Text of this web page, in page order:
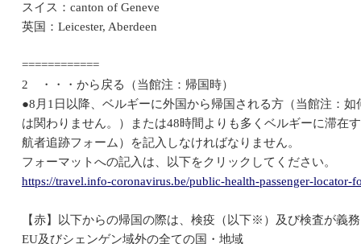
スイス：canton of Geneve
英国：Leicester, Aberdeen
============
2 ・・・から戻る（当館注：帰国時）
●8月1日以降、ベルギーに外国から帰国される方（当館注：
は関わりません。）または48時間よりも多くベルギーに滞在
航者追跡フォーム）を記入しなければなりません。
フォーマットへの記入は、以下をクリックしてください。
https://travel.info-coronavirus.be/public-health-passenger-locator-
【赤】以下からの帰国の際は、検疫（以下※）及び検査が義務
EU及びシェンゲン域外の全ての国・地域